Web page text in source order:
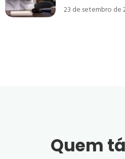
23 de setembro de
Quem